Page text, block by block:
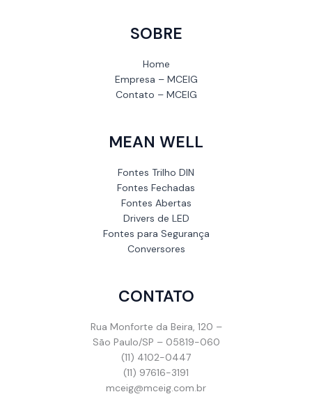
SOBRE
Home
Empresa – MCEIG
Contato – MCEIG
MEAN WELL
Fontes Trilho DIN
Fontes Fechadas
Fontes Abertas
Drivers de LED
Fontes para Segurança
Conversores
CONTATO
Rua Monforte da Beira, 120 –
São Paulo/SP – 05819-060
(11) 4102-0447
(11) 97616-3191
mceig@mceig.com.br